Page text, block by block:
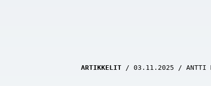
ARTIKKELIT 03.11.2025 ANTTI